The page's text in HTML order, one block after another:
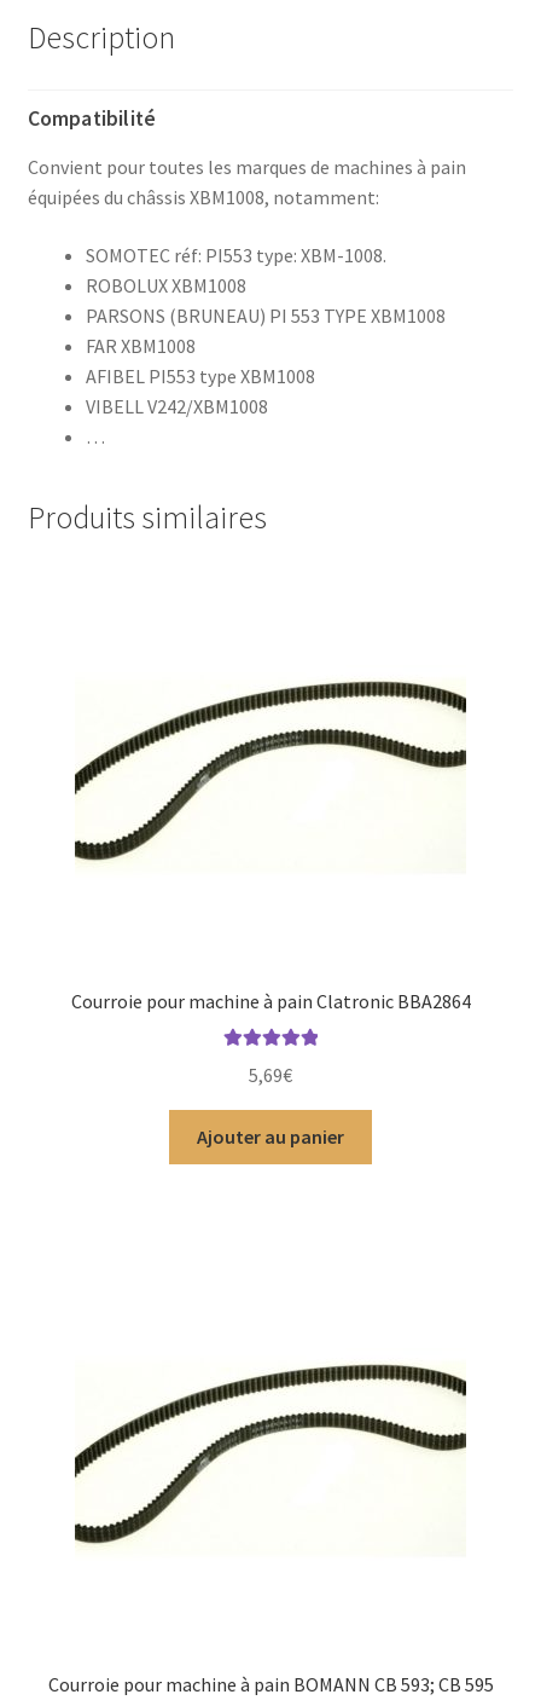
Description
Compatibilité
Convient pour toutes les marques de machines à pain
équipées du châssis XBM1008, notamment:
SOMOTEC réf: PI553 type: XBM-1008.
ROBOLUX XBM1008
PARSONS (BRUNEAU) PI 553 TYPE XBM1008
FAR XBM1008
AFIBEL PI553 type XBM1008
VIBELL V242/XBM1008
…
Produits similaires
Courroie pour machine à pain Clatronic BBA2864
5,69€
Ajouter au panier
Courroie pour machine à pain BOMANN CB 593; CB 595